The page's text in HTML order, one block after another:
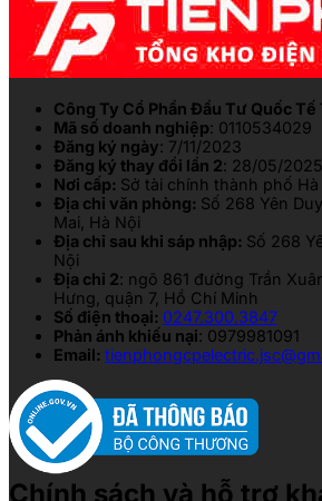
Công Ty Cổ Phần Đầu Tư Quốc Tế
Mã số doanh nghiệp: 0110534029
Đăng ký ngày: 7/11/2023
Đăng ký thay đổi lần 2: 28/05/2025
Nơi cấp: Sở tài chính thành phố Hà
Địa chỉ văn phòng: Số 268 Yên
Mai, Hà Nội
Địa chỉ sau khi sáp nhập: Số 268
Nội
Địa chỉ 2: ngõ 861 đường Trần
Hưng, quận 7, Hồ Chí Minh
Số điện thoại: 0247.300.3847
Phản ánh khiếu nại: 0979981091
Email:
Chính sách và hỗ trợ